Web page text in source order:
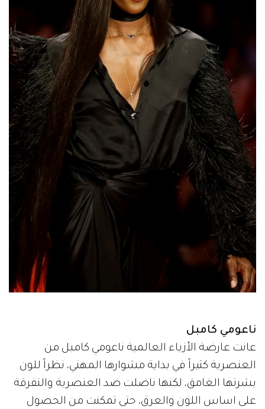
ناعومي كامبل
عانت عارضة الأزياء العالمية ناعومي كامبل من
العنصرية كثيراً في بداية مشوارها المهني، نظراً للون
بشرتها الغامق، لكنها ناضلت ضد العنصرية والتفرقة
على اساس اللون والعرق، حتى تمكنت من الحصول